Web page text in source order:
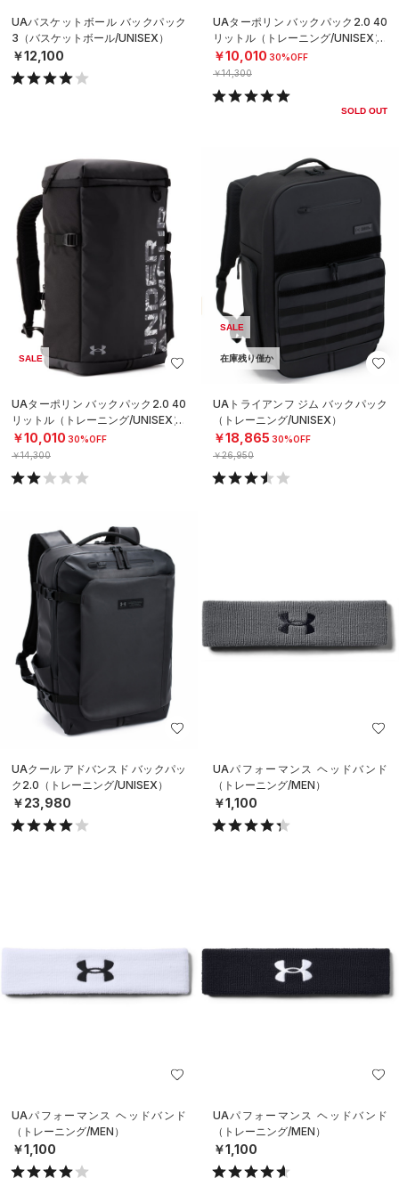
UAバスケットボール バックパック
3（バスケットボール/UNISEX）
￥12,100
UAターポリン バックパック2.0 40
リットル（トレーニング/UNISEX）
￥10,010 30%OFF
￥14,300
SOLD OUT
SALE
UAターポリン バックパック2.0 40
リットル（トレーニング/UNISEX）
￥10,010 30%OFF
￥14,300
SALE
在庫残り僅か
UAトライアンフ ジム バックパック
（トレーニング/UNISEX）
￥18,865 30%OFF
￥26,950
UAクール アドバンスド バックパッ
ク2.0（トレーニング/UNISEX）
￥23,980
UAパフォーマンス ヘッドバンド
（トレーニング/MEN）
￥1,100
UAパフォーマンス ヘッドバンド
（トレーニング/MEN）
￥1,100
UAパフォーマンス ヘッドバンド
（トレーニング/MEN）
￥1,100